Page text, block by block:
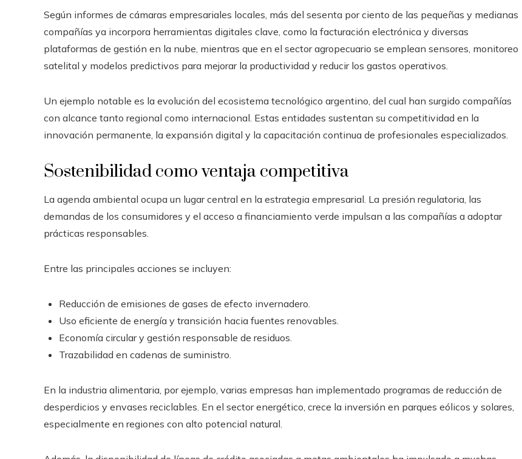
Según informes de cámaras empresariales locales, más del sesenta por ciento de las pequeñas y medianas
compañías ya incorpora herramientas digitales clave, como la facturación electrónica y diversas
plataformas de gestión en la nube, mientras que en el sector agropecuario se emplean sensores, monitoreo
satelital y modelos predictivos para mejorar la productividad y reducir los gastos operativos.
Un ejemplo notable es la evolución del ecosistema tecnológico argentino, del cual han surgido compañías
con alcance tanto regional como internacional. Estas entidades sustentan su competitividad en la
innovación permanente, la expansión digital y la capacitación continua de profesionales especializados.
Sostenibilidad como ventaja competitiva
La agenda ambiental ocupa un lugar central en la estrategia empresarial. La presión regulatoria, las
demandas de los consumidores y el acceso a financiamiento verde impulsan a las compañías a adoptar
prácticas responsables.
Entre las principales acciones se incluyen:
Reducción de emisiones de gases de efecto invernadero.
Uso eficiente de energía y transición hacia fuentes renovables.
Economía circular y gestión responsable de residuos.
Trazabilidad en cadenas de suministro.
En la industria alimentaria, por ejemplo, varias empresas han implementado programas de reducción de
desperdicios y envases reciclables. En el sector energético, crece la inversión en parques eólicos y solares,
especialmente en regiones con alto potencial natural.